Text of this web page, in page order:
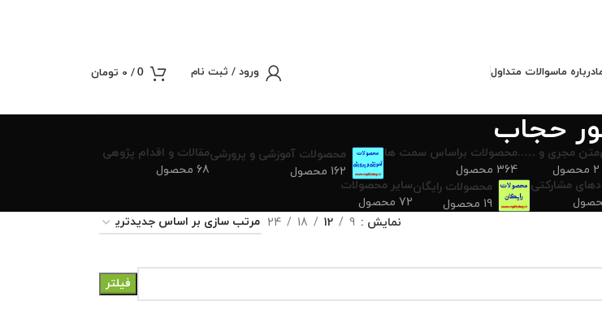
درباره ماسوالات متداول ورود / ثبت نام 0
/
0 تومان
حجاب
متن مجری و …..
2 محصول
محصولات براساس سمت ها
364 محصول
محصولات آموزشی و پرورشی
162 محصول
مقالات و اقدام پژوهی
68 محصول
مشارکتی
محصولات رایگان
19 محصول
سایر محصولات
72 محصول
نمایش 9
12
18
24
فیلتر